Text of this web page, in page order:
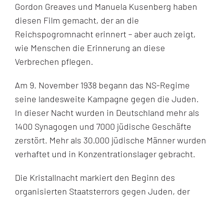
Erinnerung
die
Reichspogromnacht
–
Stolpersteine
Gordon Greaves und Manuela Kusenberg haben
diesen Film gemacht, der an die
Reichspogromnacht erinnert – aber auch zeigt,
wie Menschen die Erinnerung an diese
Verbrechen pflegen.
Am 9. November 1938 begann das NS-Regime
seine landesweite Kampagne gegen die Juden.
In dieser Nacht wurden in Deutschland mehr als
1400 Synagogen und 7000 jüdische Geschäfte
zerstört. Mehr als 30.000 jüdische Männer wurden
verhaftet und in Konzentrationslager gebracht.
Die Kristallnacht markiert den Beginn des
organisierten Staatsterrors gegen Juden, der